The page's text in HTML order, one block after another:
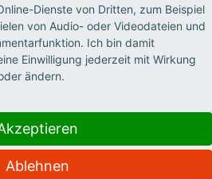
surfen und uns die
vorzulesen. Soll der
Software. Wechselt
es kann ja sogar
neue Einwahl-ID.
Dienste von Dritten, zum Beispiel
von Audio- oder Videodateien und
Ich bin damit
Einwilligung jederzeit mit Wirkung
ändern.
Ablehnen